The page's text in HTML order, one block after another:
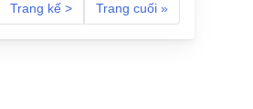
Trang kế > Trang cuối »